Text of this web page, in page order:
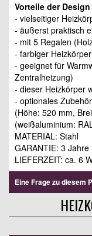
Vorteile der
- vielseitiger
- äußerst praktisch
- mit 5 Regalen
- farbiger
- geeignet für
Zentralheizung)
- dieser Heizkörper
- optionales
(Höhe: 520 mm,
(weißaluminium:
MATERIAL: Stahl
GARANTIE: 3 Jahre
LIEFERZEIT: ca. 6
Eine Frage zu diesem